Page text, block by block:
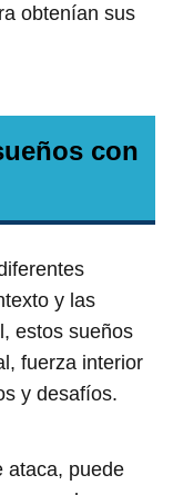
obtenían sus
con
y las
estos sueños
fuerza interior
y desafíos.
ataca, puede